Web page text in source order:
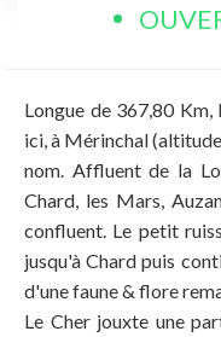
Longue de 367,80
ici, à Mérinchal
nom. Affluent de la
Chard, les Mars,
confluent. Le petit
jusqu'à Chard puis
d'une faune & flore
Le Cher jouxte une